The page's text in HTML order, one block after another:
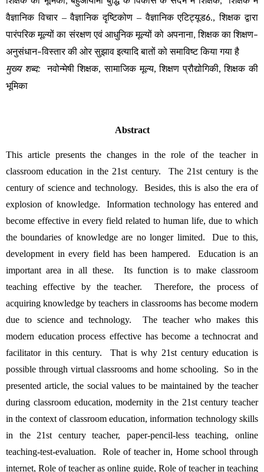
वैज्ञानिक विचार – वैज्ञानिक दृष्टिकोण – वैज्ञानिक एटिट्यूड6., शिक्षक द्वारा
पारंपरिक मूल्यों का संरक्षण एवं आधुनिक मूल्यों को अपनाना, शिक्षक का शिक्षण–
अनुसंधान–विस्तार की ओर सुझाव इत्यादि बातों को समाविष्ट किया गया है
मुख्य शब्द: नवोन्मेषी शिक्षक, सामाजिक मूल्य, शिक्षण प्रौद्योगिकी, शिक्षक की
भूमिका
Abstract
This article presents the changes in the role of the teacher in
classroom education in the 21st century.  The 21st century is the
century of science and technology.  Besides, this is also the era of
explosion of knowledge.  Information technology has entered and
become effective in every field related to human life, due to which
the boundaries of knowledge are no longer limited.  Due to this,
development in every field has been hampered.  Education is an
important area in all these.  Its function is to make classroom
teaching effective by the teacher.  Therefore, the process of
acquiring knowledge by teachers in classrooms has become modern
due to science and technology.  The teacher who makes this
modern education process effective has become a technocrat and
facilitator in this century.  That is why 21st century education is
possible through virtual classrooms and home schooling.  So in the
presented article, the social values to be maintained by the teacher
during classroom education, modernity in the 21st century teacher
in the context of classroom education, information technology skills
in the 21st century teacher, paper-pencil-less teaching, online
teaching-test-evaluation.  Role of teacher in, Home school through
internet, Role of teacher as online guide, Role of teacher in teaching